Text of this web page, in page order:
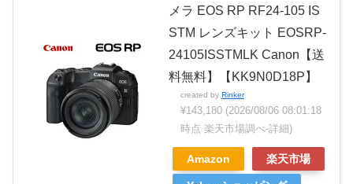
メラ EOS RP RF24-105 IS
STM レンズキット EOSRP-
24105ISSTMLK Canon【送
料無料】【KK9N0D18P】
created by Rinker
¥143,180 (2026/08/06 08:01:18
時点 楽天市場調べ-詳細)
Amazon 楽天市場